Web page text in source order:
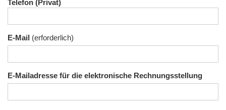
Telefon (Privat)
E-Mail
E-Mailadresse für die elektronische Rechnungsstellung